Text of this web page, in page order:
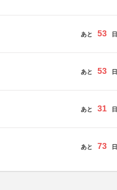
あと 53 日
あと 53 日
あと 31 日
あと 73 日